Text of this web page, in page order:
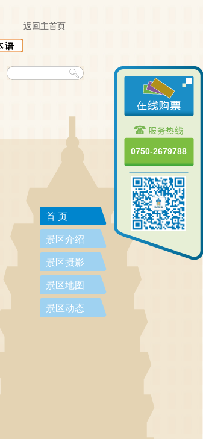
返回主首页
首 页
景区介绍
景区摄影
景区地图
景区动态
0750-2679788